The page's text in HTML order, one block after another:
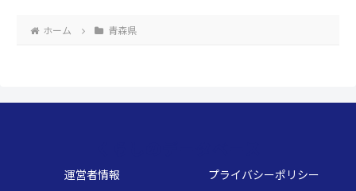
ホーム 青森県
運営者情報
プライバシーポリシー